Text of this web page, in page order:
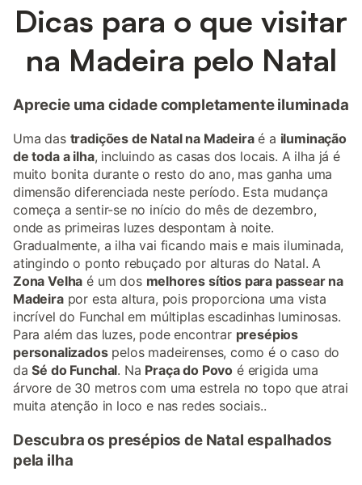
Dicas para o que visitar
na Madeira pelo Natal
Aprecie uma cidade completamente iluminada
Uma das tradições de Natal na Madeiraé a iluminação
de toda a ilha, incluindo as casas dos locais. A ilha já é
muito bonita durante o resto do ano, mas ganha uma
dimensão diferenciada neste período. Esta mudança
começa a sentir-se no início do mês de dezembro,
onde as primeiras luzes despontam à noite.
Gradualmente, a ilha vai ficando mais e mais iluminada,
atingindo o ponto rebuçado por alturas do Natal. A
Zona Velha é um dos melhores sítios para passear na
Madeirapor esta altura, pois proporciona uma vista
incrível do Funchal em múltiplas escadinhas luminosas.
Para além das luzes, pode encontrar presépios
personalizadospelos madeirenses, como é o caso do
daSé do Funchal. Na Praça do Povo é erigida uma
árvore de 30 metros com uma estrela no topo que atrai
muita atenção in loco e nas redes sociais..
Descubra os presépios de Natal espalhados
pela ilha